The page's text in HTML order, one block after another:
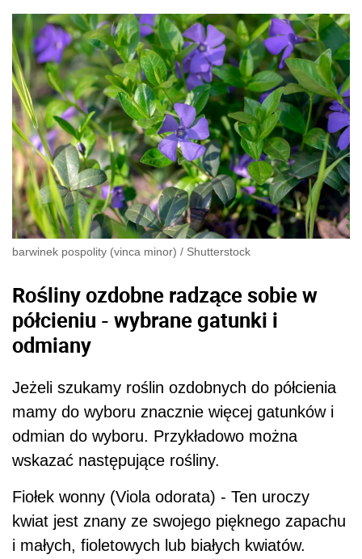
barwinek pospolity (vinca minor) / Shutterstock
Rośliny ozdobne radzące sobie w
półcieniu - wybrane gatunki i
odmiany
Jeżeli szukamy roślin ozdobnych do półcienia
mamy do wyboru znacznie więcej gatunków i
odmian do wyboru. Przykładowo można
wskazać następujące rośliny.
Fiołek wonny (Viola odorata) - Ten uroczy
kwiat jest znany ze swojego pięknego zapachu
i małych, fioletowych lub białych kwiatów.